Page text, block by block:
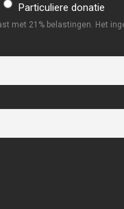
Particuliere donatie
met 21% belastingen. Het